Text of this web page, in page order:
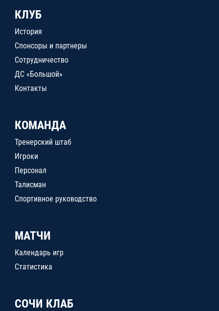
КЛУБ
История
Спонсоры и партнеры
Сотрудничество
ДС «Большой»
Контакты
КОМАНДА
Тренерский штаб
Игроки
Персонал
Талисман
Спортивное руководство
МАТЧИ
Календарь игр
Статистика
СОЧИ КЛАБ